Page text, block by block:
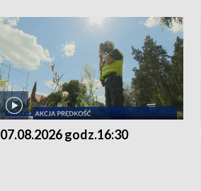
07.08.2026 godz.16:30